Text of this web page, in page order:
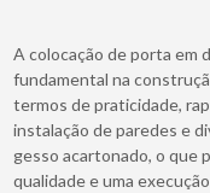
A colocação de porta em
fundamental na
termos de praticidade,
instalação de paredes e
gesso acartonado, o que
qualidade e uma